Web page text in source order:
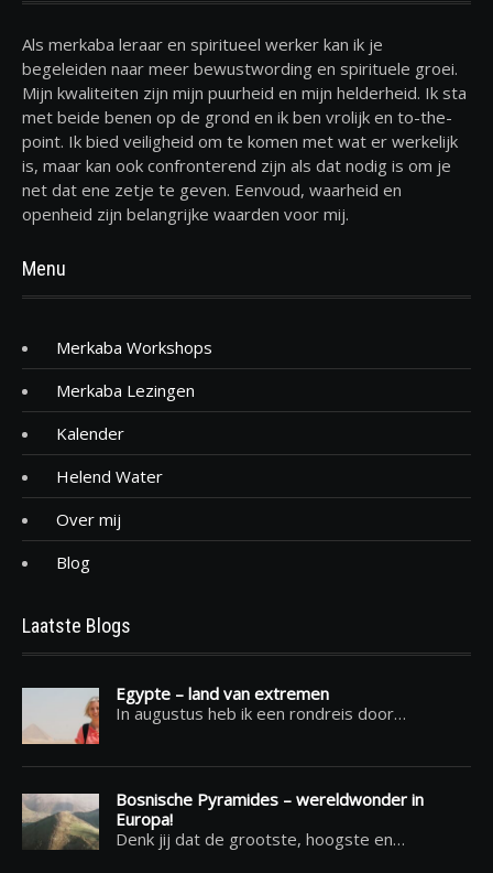
Als merkaba leraar en spiritueel werker kan ik je
begeleiden naar meer bewustwording en spirituele groei.
Mijn kwaliteiten zijn mijn puurheid en mijn helderheid. Ik sta
met beide benen op de grond en ik ben vrolijk en to-the-
point. Ik bied veiligheid om te komen met wat er werkelijk
is, maar kan ook confronterend zijn als dat nodig is om je
net dat ene zetje te geven. Eenvoud, waarheid en
openheid zijn belangrijke waarden voor mij.
Menu
Merkaba Workshops
Merkaba Lezingen
Kalender
Helend Water
Over mij
Blog
Laatste Blogs
Egypte – land van extremen
In augustus heb ik een rondreis door…
Bosnische Pyramides – wereldwonder in
Europa!
Denk jij dat de grootste, hoogste en…